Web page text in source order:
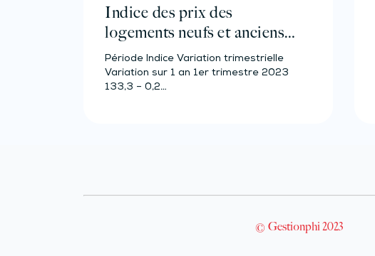
Indice des prix des
logements neufs et anciens –
Année 2023
Période Indice Variation trimestrielle
Variation sur 1 an 1er trimestre 2023
133,3 – 0,2…
© Gestionphi 2023